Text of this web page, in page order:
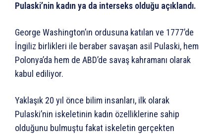
Pulaski’nin kadın ya da interseks olduğu açıklandı.
George Washington’ın ordusuna katılan ve 1777’de
İngiliz birlikleri ile beraber savaşan asil Pulaski, hem
Polonya’da hem de ABD’de savaş kahramanı olarak
kabul ediliyor.
Yaklaşık 20 yıl önce bilim insanları, ilk olarak
Pulaski’nin iskeletinin kadın özelliklerine sahip
olduğunu bulmuştu fakat iskeletin gerçekten